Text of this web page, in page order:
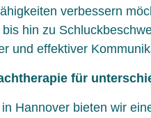
verbessern
hin zu
und effektiver
für
Hannover bieten wir